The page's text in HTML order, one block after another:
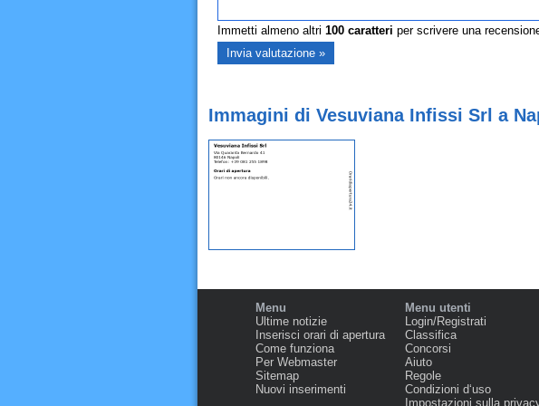
Immetti almeno altri 100caratteri per scrivere una
Immagini di Vesuviana Infissi Srl a
Menu
Ultime notizie
Inserisci orari di apertura
Come funziona
Per Webmaster
Sitemap
Nuovi inserimenti
Menu utenti
Login/Registrati
Classifica
Concorsi
Aiuto
Regole
Condizioni d‘uso
Impostazioni sulla